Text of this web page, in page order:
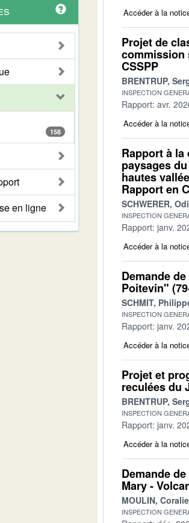
158
en ligne
Accéder à la
Projet de
commission
CSSPP
BRENTRUP,
INSPECTION
Rapport: avr.
Accéder à la
Rapport à
paysages
hautes
Rapport en
SCHWERER,
INSPECTION
Rapport: janv.
Accéder à la
Demande
Poitevin"
SCHMIT,
INSPECTION
Rapport: janv.
Accéder à la
Projet et
reculées du
BRENTRUP,
INSPECTION
Rapport: janv.
Accéder à la
Demande
Mary -
MOULIN, Coralie
INSPECTION